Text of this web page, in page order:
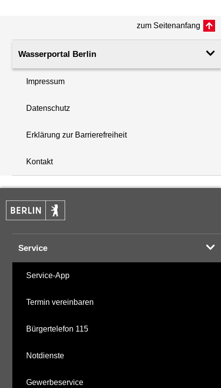
+
−
zum Seitenanfang
Wasserportal Berlin
Impressum
Datenschutz
Erklärung zur Barrierefreiheit
Kontakt
Service
Service-App
Termin vereinbaren
Bürgertelefon 115
Notdienste
Gewerbeservice